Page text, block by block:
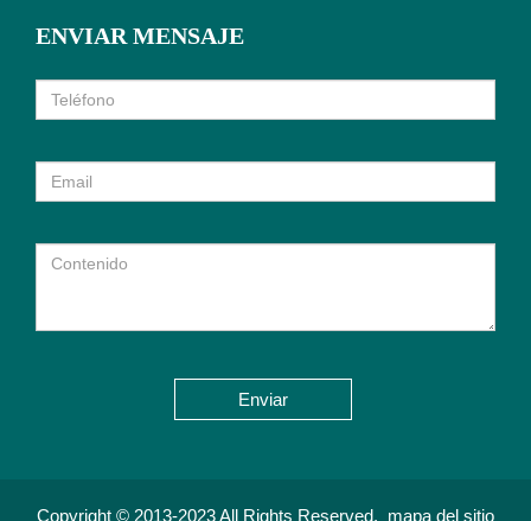
ENVIAR MENSAJE
Enviar
Copyright © 2013-2023 All Rights Reserved. mapa del sitio